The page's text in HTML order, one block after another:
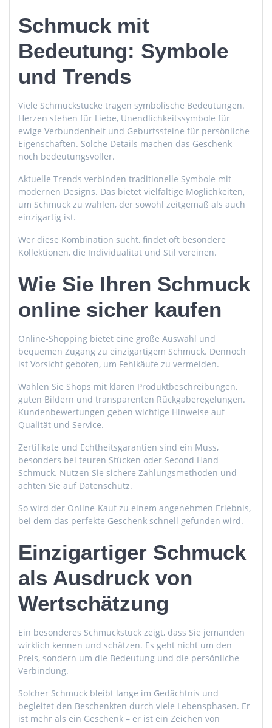
Schmuck mit
Bedeutung: Symbole
und Trends
Viele Schmuckstücke tragen symbolische Bedeutungen.
Herzen stehen für Liebe, Unendlichkeitssymbole für
ewige Verbundenheit und Geburtssteine für persönliche
Eigenschaften. Solche Details machen das Geschenk
noch bedeutungsvoller.
Aktuelle Trends verbinden traditionelle Symbole mit
modernen Designs. Das bietet vielfältige Möglichkeiten,
um Schmuck zu wählen, der sowohl zeitgemäß als auch
einzigartig ist.
Wer diese Kombination sucht, findet oft besondere
Kollektionen, die Individualität und Stil vereinen.
Wie Sie Ihren Schmuck
online sicher kaufen
Online-Shopping bietet eine große Auswahl und
bequemen Zugang zu einzigartigem Schmuck. Dennoch
ist Vorsicht geboten, um Fehlkäufe zu vermeiden.
Wählen Sie Shops mit klaren Produktbeschreibungen,
guten Bildern und transparenten Rückgaberegelungen.
Kundenbewertungen geben wichtige Hinweise auf
Qualität und Service.
Zertifikate und Echtheitsgarantien sind ein Muss,
besonders bei teuren Stücken oder Second Hand
Schmuck. Nutzen Sie sichere Zahlungsmethoden und
achten Sie auf Datenschutz.
So wird der Online-Kauf zu einem angenehmen Erlebnis,
bei dem das perfekte Geschenk schnell gefunden wird.
Einzigartiger Schmuck
als Ausdruck von
Wertschätzung
Ein besonderes Schmuckstück zeigt, dass Sie jemanden
wirklich kennen und schätzen. Es geht nicht um den
Preis, sondern um die Bedeutung und die persönliche
Verbindung.
Solcher Schmuck bleibt lange im Gedächtnis und
begleitet den Beschenkten durch viele Lebensphasen. Er
ist mehr als ein Geschenk – er ist ein Zeichen von